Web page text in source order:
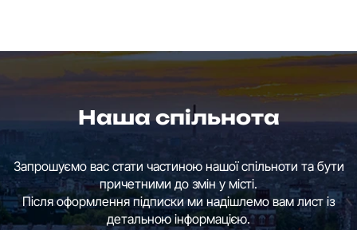
Наша спільнота
Запрошуємо вас стати частиною нашої спільноти та бути
причетними до змін у місті.
Після оформлення підписки ми надішлемо вам лист із
детальною інформацією.